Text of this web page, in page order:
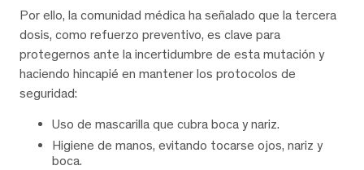
Por ello, la comunidad médica ha señalado que la tercera
dosis, como refuerzo preventivo, es clave para
protegernos ante la incertidumbre de esta mutación y
haciendo hincapié en mantener los protocolos de
seguridad:
Uso de mascarilla que cubra boca y nariz.
Higiene de manos, evitando tocarse ojos, nariz y
boca.